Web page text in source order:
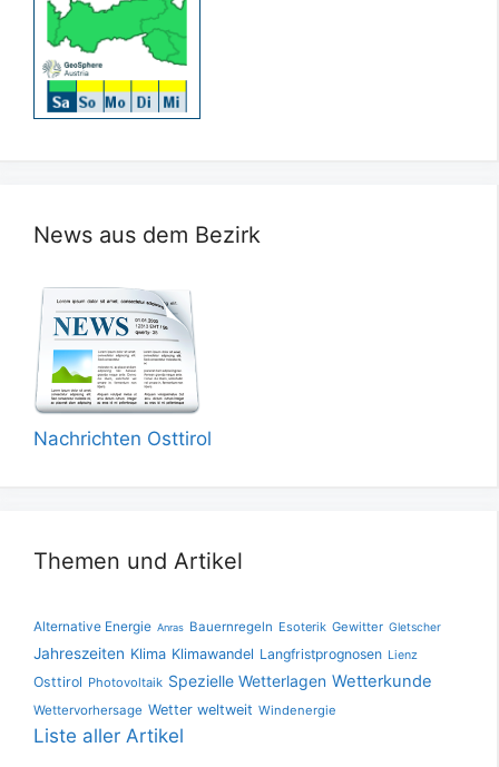
News aus dem Bezirk
Nachrichten Osttirol
Themen und Artikel
Alternative Energie Anras Bauernregeln Esoterik Gewitter Gletscher
Jahreszeiten Klima Klimawandel Langfristprognosen Lienz
Osttirol Photovoltaik Spezielle Wetterlagen Wetterkunde
Wettervorhersage Wetter weltweit Windenergie
Liste aller Artikel